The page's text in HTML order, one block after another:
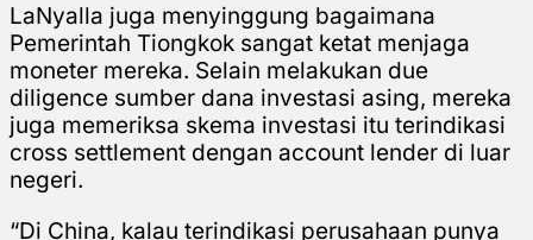
LaNyalla juga menyinggung bagaimana
Pemerintah Tiongkok sangat ketat menjaga
moneter mereka. Selain melakukan due
diligence sumber dana investasi asing, mereka
juga memeriksa skema investasi itu terindikasi
cross settlement dengan account lender di luar
negeri.
“Di China, kalau terindikasi perusahaan punya